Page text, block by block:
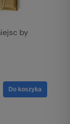
by
Do koszyka